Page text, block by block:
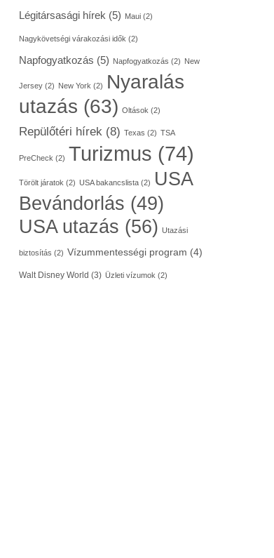
Légitársasági hírek(5) Maui(2)
Nagykövetségi várakozási idők (2)
Napfogyatkozás (5) Napfogyatkozás (2) New
Jersey(2) New York (2)
Nyaralás
utazás (63) Oltások (2)
Repülőtéri hírek(8) Texas (2) TSA
PreCheck (2) Turizmus (74)
Törölt járatok (2) USA bakancslista(2)
USA
Bevándorlás (49)
USA utazás (56) Utazási
biztosítás (2) Vízummentességi program (4)
Walt Disney World (3) Üzleti vízumok (2)